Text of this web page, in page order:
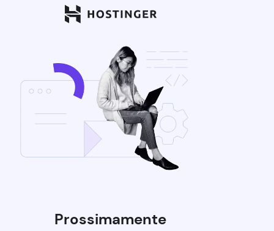
Prossimamente